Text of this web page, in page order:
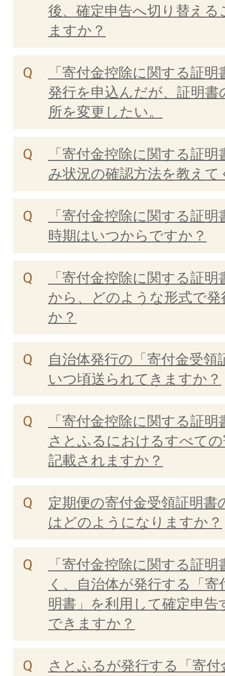
後、確定申告へ切り替える
ますか？
「寄付金控除に関する証
発行を申込んだが、証明書
所を変更したい。
「寄付金控除に関する証
み状況の確認方法を教えて
「寄付金控除に関する証
時期はいつからですか？
「寄付金控除に関する証
から、どのような形式で
か？
自治体発行の「寄付金受領
いつ頃送られてきますか？
「寄付金控除に関する証
さとふるにおけるすべて
記載されますか？
定期便の寄付金受領証明書
はどのようになりますか？
「寄付金控除に関する証
く、自治体が発行する「寄
明書」を利用して確定申告
できますか？
さとふるが発行する「寄付